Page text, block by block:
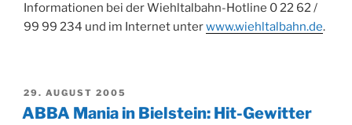
Informationen bei der Wiehltalbahn-Hotline 0 22 62 /
99 99 234 und im Internet unterwww.wiehltalbahn.de.
VERÖFFENTLICHT
AM
29. AUGUST 2005
ABBA Mania in Bielstein: Hit-Gewitter